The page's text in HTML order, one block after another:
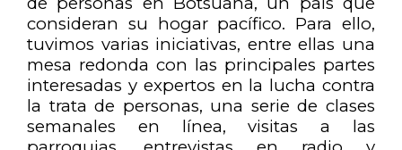
consideran su hogar pacífico. Para ello,
tuvimos varias iniciativas, entre ellas una
mesa redonda con las principales partes
interesadas y expertos en la lucha contra
la trata de personas, una serie de clases
semanales en línea, visitas a las